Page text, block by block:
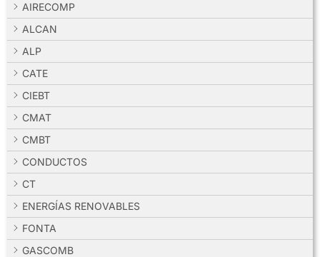
AIRECOMP
ALCAN
ALP
CATE
CIEBT
CMAT
CMBT
CONDUCTOS
CT
ENERGÍAS RENOVABLES
FONTA
GASCOMB